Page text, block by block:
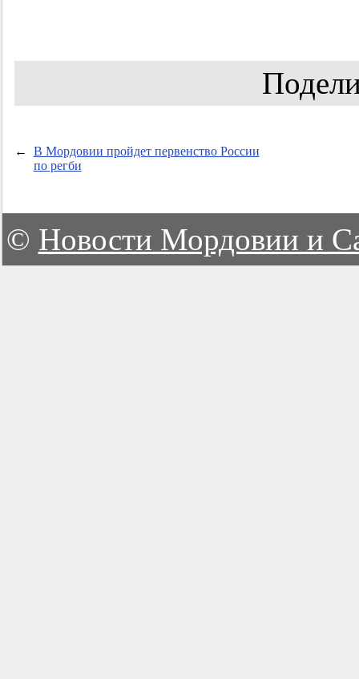
←
В Мордовии пройдет первенство России
по регби
© Новости Мордовии и